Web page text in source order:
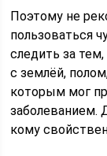
Поэтому не
пользоваться
следить за
с землёй,
которым мог
заболеванием.
кому